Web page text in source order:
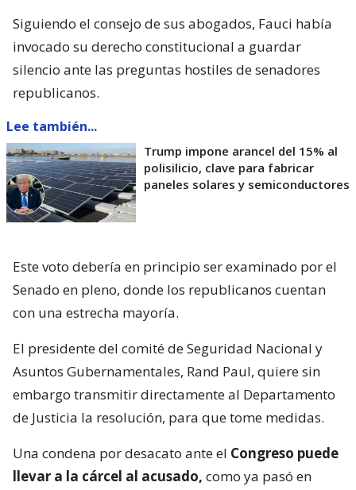
Siguiendo el consejo de sus abogados, Fauci había
invocado su derecho constitucional a guardar
silencio ante las preguntas hostiles de senadores
republicanos.
Lee también...
Trump impone arancel del 15% al
polisilicio, clave para fabricar
paneles solares y semiconductores
Este voto debería en principio ser examinado por el
Senado en pleno, donde los republicanos cuentan
con una estrecha mayoría.
El presidente del comité de Seguridad Nacional y
Asuntos Gubernamentales, Rand Paul, quiere sin
embargo transmitir directamente al Departamento
de Justicia la resolución, para que tome medidas.
Una condena por desacato ante el Congreso puede
llevar a la cárcel al acusado, como ya pasó en